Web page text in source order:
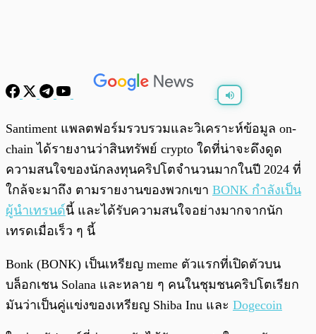
0:00
Santiment แพลตฟอร์มรวบรวมและวิเคราะห์ข้อมูล on-
chain ได้รายงานว่าสินทรัพย์ crypto ใดที่น่าจะดึงดูด
ความสนใจของนักลงทุนคริปโตจำนวนมากในปี 2024 ที่
ใกล้จะมาถึง ตามรายงานของพวกเขา BONK กำลังเป็น
ผู้นำเทรนด์นี้ และได้รับความสนใจอย่างมากจากนัก
เทรดเมื่อเร็ว ๆ นี้
Bonk (BONK) เป็นเหรียญ meme ตัวแรกที่เปิดตัวบน
บล็อกเชน Solana และหลาย ๆ คนในชุมชนคริปโตเรียก
มันว่าเป็นคู่แข่งของเหรียญ Shiba Inu และ Dogecoin